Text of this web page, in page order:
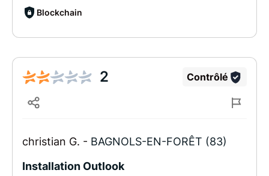
Blockchain
2 Contrôlé
christian G. - BAGNOLS-EN-FORÊT (83)
Installation Outlook